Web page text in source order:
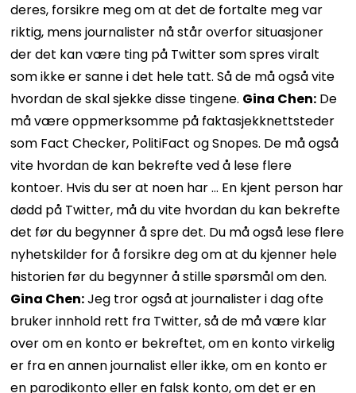
deres, forsikre meg om at det de fortalte meg var
riktig, mens journalister nå står overfor situasjoner
der det kan være ting på Twitter som spres viralt
som ikke er sanne i det hele tatt. Så de må også vite
hvordan de skal sjekke disse tingene. Gina Chen: De
må være oppmerksomme på faktasjekknettsteder
som Fact Checker, PolitiFact og Snopes. De må også
vite hvordan de kan bekrefte ved å lese flere
kontoer. Hvis du ser at noen har … En kjent person har
dødd på Twitter, må du vite hvordan du kan bekrefte
det før du begynner å spre det. Du må også lese flere
nyhetskilder for å forsikre deg om at du kjenner hele
historien før du begynner å stille spørsmål om den.
Gina Chen:Jeg tror også at journalister i dag ofte
bruker innhold rett fra Twitter, så de må være klar
over om en konto er bekreftet, om en konto virkelig
er fra en annen journalist eller ikke, om en konto er
en parodikonto eller en falsk konto, om det er en